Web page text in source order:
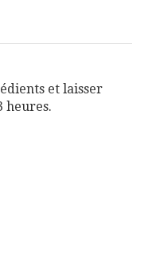
et laisser
heures.